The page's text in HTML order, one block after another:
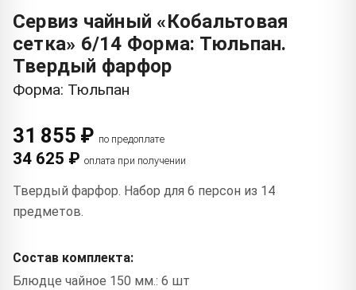
Сервиз чайный «Кобальтовая
сетка» 6/14 Форма: Тюльпан.
Твердый фарфор
Форма: Тюльпан
31 855 ₽ по предоплате
34 625 ₽ оплата при получении
Твердый фарфор. Набор для 6 персон из 14
предметов.
Состав комплекта:
Блюдце чайное 150 мм.: 6 шт